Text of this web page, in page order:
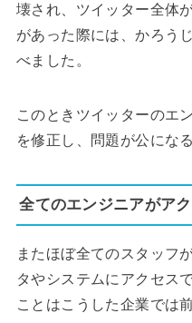
壊され、ツイッター全体
があった際には、かろう
べました。
このときツイッターのエ
を修正し、問題が公にな
全てのエンジニアがア
またほぼ全てのスタッフ
タやシステムにアクセス
ことはこうした企業では